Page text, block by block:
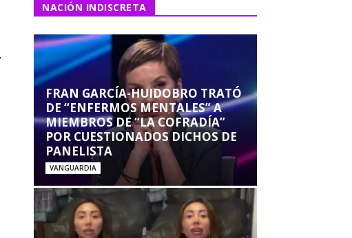
NACIÓN INDISCRETA
FRAN GARCÍA-HUIDOBRO TRATÓ
DE “ENFERMOS MENTALES” A
MIEMBROS DE “LA COFRADÍA”
POR CUESTIONADOS DICHOS DE
PANELISTA
VANGUARDIA